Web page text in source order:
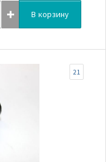
В корзину
21